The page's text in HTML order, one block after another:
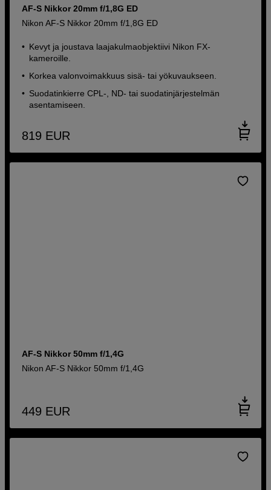
AF-S Nikkor 20mm f/1,8G ED
Nikon AF-S Nikkor 20mm f/1,8G ED
Kevyt ja joustava laajakulmaobjektiivi Nikon FX-
kameroille.
Korkea valonvoimakkuus sisä- tai yökuvaukseen.
Suodatinkierre CPL-, ND- tai suodatinjärjestelmän
asentamiseen.
819 EUR
AF-S Nikkor 50mm f/1,4G
Nikon AF-S Nikkor 50mm f/1,4G
449 EUR